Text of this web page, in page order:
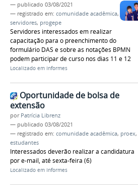
— publicado 03/08/2021
— registrado em: comunidade acadêmica,
servidores, progepe
Servidores interessados em realizar
capacitação para o preenchimento do
formulário DAS e sobre as notações BPMN
podem participar de curso nos dias 11 e 12
Localizado em Informes
Oportunidade de bolsa de
extensão
por Patrícia Librenz
— publicado 03/08/2021
— registrado em: comunidade acadêmica, proex,
estudantes
Interessados deverão realizar a candidatura
por e-mail, até sexta-feira (6)
Localizado em Informes